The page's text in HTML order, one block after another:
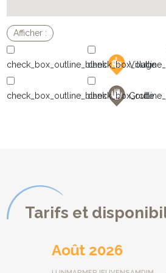
s'offre à vous.
* De multiples terrasses ont été
Domaine pour vous permettre de
profiter du soleil (ou de vous en
journée.
* L'indispensable piscine privée, de
enfants avec son grand escalier roman
Village
Grotte
Tarifs et
Août 2026